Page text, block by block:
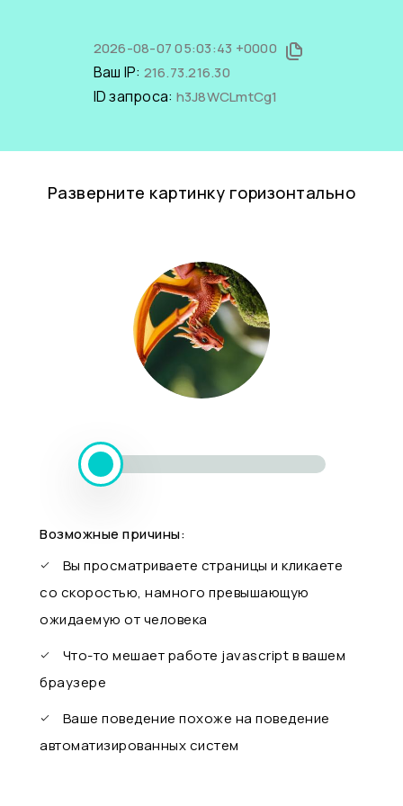
2026-08-07 05:03:43 +0000
Ваш IP: 216.73.216.30
ID запроса: h3J8WCLmtCg1
Разверните картинку горизонтально
Возможные причины:
Вы просматриваете страницы и кликаете
со скоростью, намного превышающую
ожидаемую от человека
Что-то мешает работе javascript в вашем
браузере
Ваше поведение похоже на поведение
автоматизированных систем